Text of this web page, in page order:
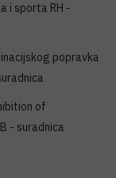
i sporta RH -
popravka
of
- suradnica